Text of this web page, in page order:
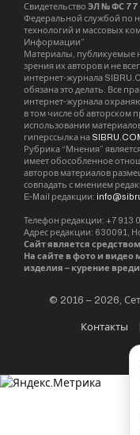
Свидетельство ЭЛ № ФС 77
Федеральной службой по
технологий и массовых
Информации”
Материалы, публикуемые
зрения их авторов и не
интернет-журнала
обязана это делать. Все
интернет-журнала
в том числе об авторском
использовании
гиперссылка на
Рубрика “Мнения”
имеет обособленное
авторов материалов
совпадать с мнением
E-Mail редакции:
Телефон редакции: +7 913
Адрес редакции: 630091,
Сайт является
На сайте в фото и видео
изделия – курение
© 2016 – 2026,
Контакты